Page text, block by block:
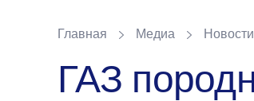
Главная Медиа Новости
ГАЗ